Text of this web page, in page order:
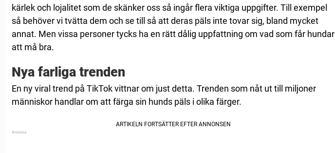
kärlek och lojalitet som de skänker oss så ingår flera viktiga uppgifter. Till exempel
så behöver vi tvätta dem och se till så att deras päls inte tovar sig, bland mycket
annat. Men vissa personer tycks ha en rätt dålig uppfattning om vad som får hundar
att må bra.
Nya farliga trenden
En ny viral trend på TikTok vittnar om just detta. Trenden som nåt ut till miljoner
människor handlar om att färga sin hunds päls i olika färger.